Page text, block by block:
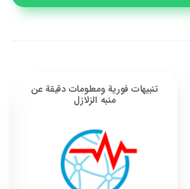
تنبيهات فورية ومعلومات دقيقة عن
منبه الزلازل